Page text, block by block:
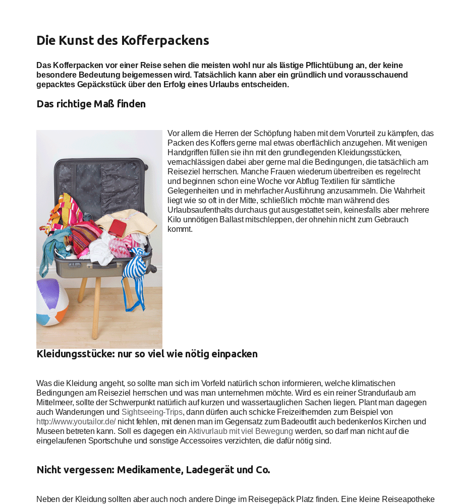
Die Kunst des Kofferpackens
Das Kofferpacken vor einer Reise sehen die meisten wohl nur als lästige Pflichtübung an, der keine
besondere Bedeutung beigemessen wird. Tatsächlich kann aber ein gründlich und vorausschauend
gepacktes Gepäckstück über den Erfolg eines Urlaubs entscheiden.
Das richtige Maß finden
Vor allem die Herren der Schöpfung haben mit dem Vorurteil zu kämpfen, das
Packen des Koffers gerne mal etwas oberflächlich anzugehen. Mit wenigen
Handgriffen füllen sie ihn mit den grundlegenden Kleidungsstücken,
vernachlässigen dabei aber gerne mal die Bedingungen, die tatsächlich am
Reiseziel herrschen. Manche Frauen wiederum übertreiben es regelrecht
und beginnen schon eine Woche vor Abflug Textilien für sämtliche
Gelegenheiten und in mehrfacher Ausführung anzusammeln. Die Wahrheit
liegt wie so oft in der Mitte, schließlich möchte man während des
Urlaubsaufenthalts durchaus gut ausgestattet sein, keinesfalls aber mehrere
Kilo unnötigen Ballast mitschleppen, der ohnehin nicht zum Gebrauch
kommt.
Kleidungsstücke: nur so viel wie nötig einpacken
Was die Kleidung angeht, so sollte man sich im Vorfeld natürlich schon informieren, welche klimatischen
Bedingungen am Reiseziel herrschen und was man unternehmen möchte. Wird es ein reiner Strandurlaub am
Mittelmeer, sollte der Schwerpunkt natürlich auf kurzen und wassertauglichen Sachen liegen. Plant man dagegen
auch Wanderungen und Sightseeing-Trips, dann dürfen auch schicke Freizeithemden zum Beispiel von
http://www.youtailor.de/nicht fehlen, mit denen man im Gegensatz zum Badeoutfit auch bedenkenlos Kirchen und
Museen betreten kann. Soll es dagegen ein Aktivurlaub mit viel Bewegung werden, so darf man nicht auf die
eingelaufenen Sportschuhe und sonstige Accessoires verzichten, die dafür nötig sind.
Nicht vergessen: Medikamente, Ladegerät und Co.
Neben der Kleidung sollten aber auch noch andere Dinge im Reisegepäck Platz finden. Eine kleine Reiseapotheke